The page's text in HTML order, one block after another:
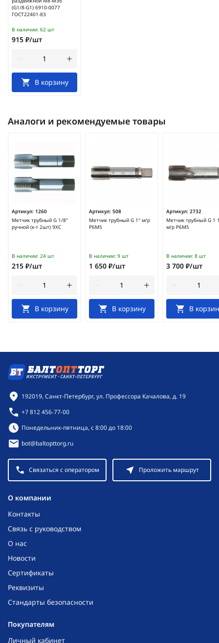
(G1/8-G1) 6910-0077
ГОСТ22401-83
В наличии: 62 шт
915 ₽/шт
В корзину
Аналоги и рекомендуемые товары
Артикул: 1260
Метчик трубный G 1/8"
ручной (к-т 2шт) 9ХС
В наличии: 24 шт
215 ₽/шт
В корзину
Артикул: 508
Метчик трубный G 1" м/р
Р6М5
В наличии: 9 шт
1 650 ₽/шт
В корзину
Артикул: 2732
Метчик трубный G 1
м/р Р6М5
В наличии: 8 шт
3 700 ₽/шт
В
O компании
Контакты
Связь с руководством
О нас
Новости
Сертификаты
Реквизиты
Стандарты безопасности
Покупателям
Личный кабинет
Контактная информация
192019, Санкт-Петербург, ул. Профессора Качалова, д. 19
+7 812 456-77-00
Режим работы:
Понедельник-пятница, с 8:00 до 18:00
bot@baltopttorg.ru
Связаться с оператором Проложить маршрут